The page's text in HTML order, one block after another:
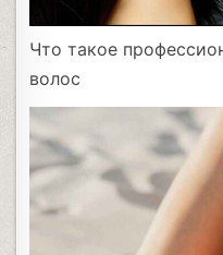
Что такое
волос